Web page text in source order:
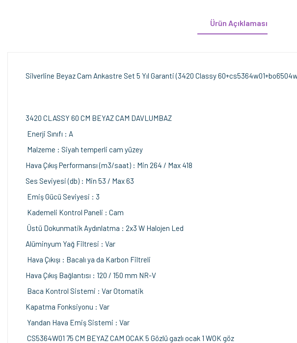
Ürün Açıklaması
Silverline Beyaz Cam Ankastre Set 5 Yıl Garanti (3420 Classy
3420 CLASSY 60 CM BEYAZ CAM DAVLUMBAZ
Enerji Sınıfı : A
Malzeme : Siyah temperli cam yüzey
Hava Çıkış Performansı (m3/saat) : Min 264 / Max 418
Ses Seviyesi (db) : Min 53 / Max 63
Emiş Gücü Seviyesi : 3
Kademeli Kontrol Paneli : Cam
Üstü Dokunmatik Aydınlatma : 2x3 W Halojen Led
Alüminyum Yağ Filtresi : Var
Hava Çıkışı : Bacalı ya da Karbon Filtreli
Hava Çıkış Bağlantısı : 120 / 150 mm NR-V
Baca Kontrol Sistemi : Var Otomatik
Kapatma Fonksiyonu : Var
Yandan Hava Emiş Sistemi : Var
CS5364W01 75 CM BEYAZ CAM OCAK 5 Gözlü gazlı ocak 1 WOK göz